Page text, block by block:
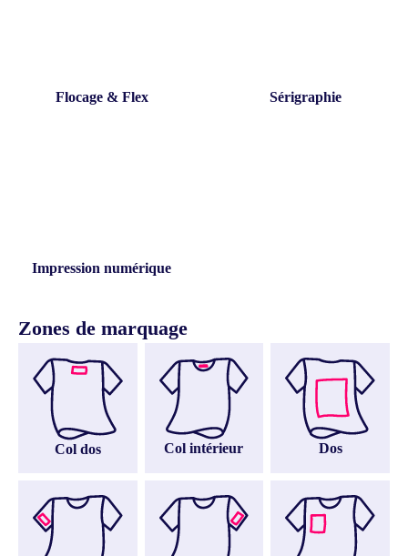
Flocage & Flex Sérigraphie
Impression numérique
Zones de marquage
Col dos Col intérieur Dos